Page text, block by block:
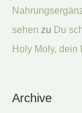
sehen zu Du
Holy Moly,
Archive